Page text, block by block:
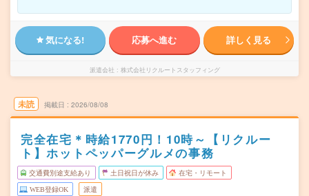
気になる! 応募へ進む 詳しく見る
派遣会社 株式会社リクルートスタッフィング
未読 掲載日 2026/08/08
完全在宅＊時給1770円！10時～【リクルー
ト】ホットペッパーグルメの事務
交通費別途支給あり 土日祝日が休み 在宅・リモート
WEB登録OK 派遣